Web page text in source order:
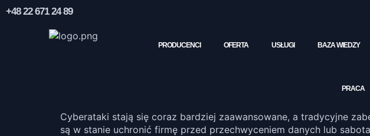
+48 22 671 24 89
PRODUCENCI OFERTA USŁUGI BAZA WIEDZY
PRACA
Cyberataki stają się coraz bardziej zaawansowane, a tradycyjne
są w stanie uchronić firmę przed przechwyceniem danych lub